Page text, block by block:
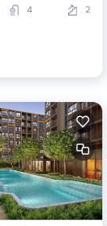
4 2